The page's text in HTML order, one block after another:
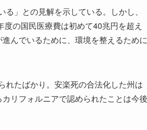
」との見解を示している。しかし、
の国民医療費は初めて40兆円を超え
んでいるために、環境を整えるために
たばかり。安楽死の合法化した州は
リフォルニアで認められたことは今後